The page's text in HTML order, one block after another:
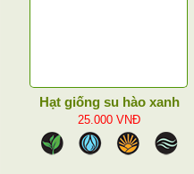
Hạt giống su hào xanh
25.000 VNĐ